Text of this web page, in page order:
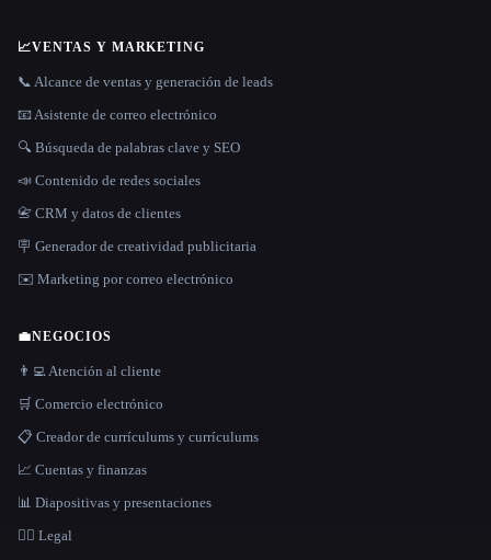
📈VENTAS Y MARKETING
📞 Alcance de ventas y generación de leads
📧 Asistente de correo electrónico
🔍 Búsqueda de palabras clave y SEO
📣 Contenido de redes sociales
📇 CRM y datos de clientes
🪧 Generador de creatividad publicitaria
✉️ Marketing por correo electrónico
💼NEGOCIOS
👨‍💻 Atención al cliente
🛒 Comercio electrónico
📋 Creador de currículums y currículums
📈 Cuentas y finanzas
📊 Diapositivas y presentaciones
👩‍⚖️ Legal